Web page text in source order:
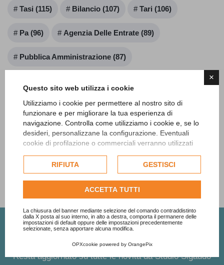
×
Questo sito web utilizza i cookie
Utilizziamo i cookie per permettere al nostro sito di
funzionare e per migliorare la tua esperienza di
navigazione. Controlla come utilizziamo i cookie e, se lo
desideri, personalizzane la configurazione. Eventuali
cookie di profilazione o commerciali verranno utilizzati
dell'utente e, se consentito, potrebbero essere utilizzati
per personalizzare gli annunci pubblicitari. Per ulteriori
informazioni su come Google utilizza i dati raccolti,
politica sulla privacy di Google
Consulta l'informativa cookie completa.
RIFIUTA GESTISCI
ACCETTA TUTTI
La chiusura del banner mediante selezione del comando contraddistinto
dalla X posta al suo interno, in alto a destra, comporta il permanere delle
impostazioni di default oppure delle impostazioni precedentemente
selezionate, senza apportare alcuna modifica.
OPXcookie powered by OrangePix
Tasi (115) Bilancio (107) Tari (106)
Pa (96) Agenzia Delle Entrate (89)
Pubblica Amministrazione (87)
Cassazione (78) Privacy (66)
Patto Di Stabilità (65) Rendiconto (60)
Mostra altri 20 tag
Iscriviti alla newsletter
Resta aggiornato su tutte le novità da Studio Sigaudo